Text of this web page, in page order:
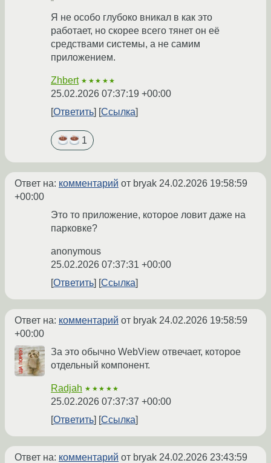
Я не особо глубоко вникал в как это
работает, но скорее всего тянет он её
средствами системы, а не самим
приложением.
Zhbert ★★★★★
25.02.2026 07:37:19 +00:00
Ответить
Ссылка
1
Ответ на: комментарий от bryak 24.02.2026 19:58:59
+00:00
Это то приложение, которое ловит даже на
парковке?
anonymous
25.02.2026 07:37:31 +00:00
Ответить
Ссылка
Ответ на: комментарий от bryak 24.02.2026 19:58:59
+00:00
За это обычно WebView отвечает, которое
отдельный компонент.
Radjah ★★★★★
25.02.2026 07:37:37 +00:00
Ответить
Ссылка
Ответ на: комментарий от bryak 24.02.2026 23:43:59